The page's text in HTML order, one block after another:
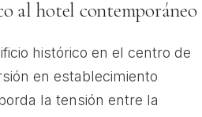
al hotel contemporáneo
histórico en el centro de
en establecimiento
la tensión entre la